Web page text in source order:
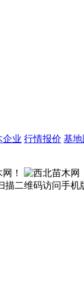
企业 行情报价 基
！
描二维码访问手机